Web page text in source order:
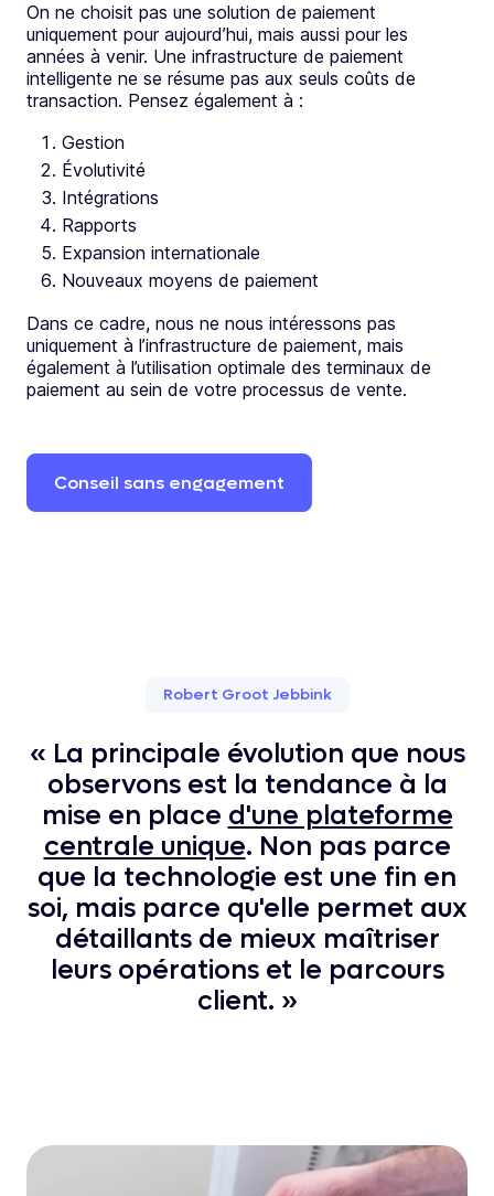
On ne choisit pas une solution de paiement
uniquement pour aujourd’hui, mais aussi pour les
années à venir. Une infrastructure de paiement
intelligente ne se résume pas aux seuls coûts de
transaction. Pensez également à :
Gestion
Évolutivité
Intégrations
Rapports
Expansion internationale
Nouveaux moyens de paiement
Dans ce cadre, nous ne nous intéressons pas
uniquement à l’infrastructure de paiement, mais
également à l’utilisation optimale des terminaux de
paiement au sein de votre processus de vente.
Conseil sans engagement
Robert Groot Jebbink
« La principale évolution que nous
observons est la tendance à la
mise en place d'une plateforme
centrale unique. Non pas parce
que la technologie est une fin en
soi, mais parce qu'elle permet aux
détaillants de mieux maîtriser
leurs opérations et le parcours
client. »